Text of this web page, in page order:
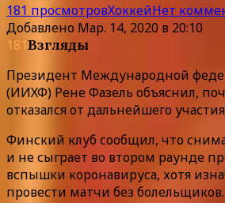
181 просмотровХоккейНет
Добавлено Мар. 14, 2020 в 20:10
181Взгляды
Президент Международной
(ИИХФ) Рене Фазель объяснил,
отказался от дальнейшего
Финский клуб сообщил, что
и не сыграет во втором раунде
вспышки коронавируса, хотя
провести матчи без болельщиков.